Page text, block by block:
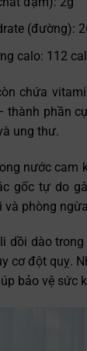
(đường):
calo: 112
chứa
thành phần
ung thư.
nước cam
gốc tự do
và phòng
dồi dào
cơ đột quỵ.
bảo vệ sức